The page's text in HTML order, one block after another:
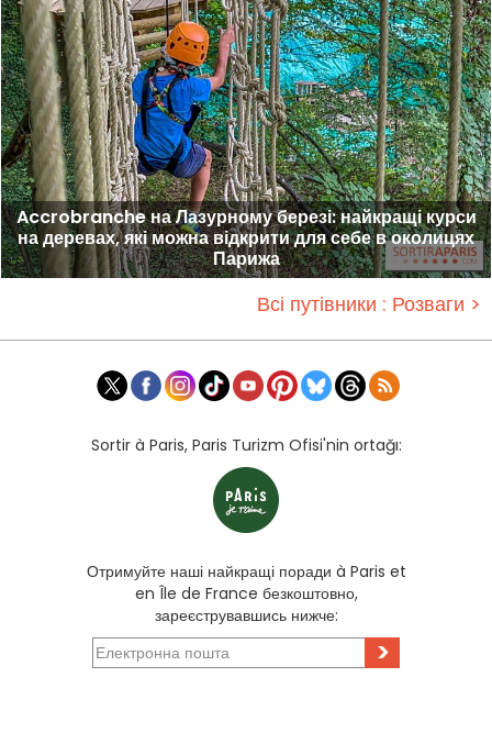
Accrobranche на Лазурному березі: найкращі курси
на деревах, які можна відкрити для себе в околицях
Парижа
Всі путівники : Розваги >
Sortir à Paris, Paris Turizm Ofisi'nin ortağı:
Отримуйте наші найкращі поради à Paris et
en Île de France безкоштовно,
зареєструвавшись нижче:
>